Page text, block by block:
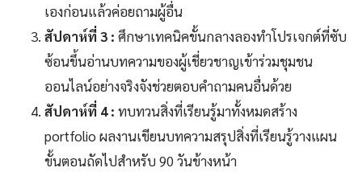
เองก่อนแล้วค่อยถามผู้อื่น
สัปดาห์ที่ 3 : ศึกษาเทคนิคขั้นกลางลองทำโปรเจกต์ที่ซับ
ซ้อนขึ้นอ่านบทความของผู้เชี่ยวชาญเข้าร่วมชุมชน
ออนไลน์อย่างจริงจังช่วยตอบคำถามคนอื่นด้วย
สัปดาห์ที่ 4 : ทบทวนสิ่งที่เรียนรู้มาทั้งหมดสร้าง
portfolio ผลงานเขียนบทความสรุปสิ่งที่เรียนรู้วางแผน
ขั้นตอนถัดไปสำหรับ 90 วันข้างหน้า